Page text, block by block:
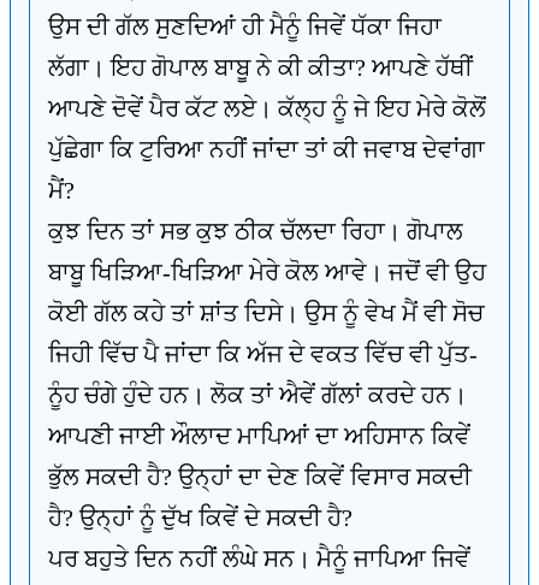
ਉਸ ਦੀ ਗੱਲ ਸੁਣਦਿਆਂ ਹੀ ਮੈਨੂੰ ਜਿਵੇਂ ਧੱਕਾ ਜਿਹਾ
ਲੱਗਾ। ਇਹ ਗੋਪਾਲ ਬਾਬੂ ਨੇ ਕੀ ਕੀਤਾ? ਆਪਣੇ ਹੱਥੀਂ
ਆਪਣੇ ਦੋਵੇਂ ਪੈਰ ਕੱਟ ਲਏ। ਕੱਲ੍ਹ ਨੂੰ ਜੇ ਇਹ ਮੇਰੇ ਕੋਲੋਂ
ਪੁੱਛੇਗਾ ਕਿ ਟੁਰਿਆ ਨਹੀਂ ਜਾਂਦਾ ਤਾਂ ਕੀ ਜਵਾਬ ਦੇਵਾਂਗਾ
ਮੈਂ?
ਕੁਝ ਦਿਨ ਤਾਂ ਸਭ ਕੁਝ ਠੀਕ ਚੱਲਦਾ ਰਿਹਾ। ਗੋਪਾਲ
ਬਾਬੂ ਖਿੜਿਆ-ਖਿੜਿਆ ਮੇਰੇ ਕੋਲ ਆਵੇ। ਜਦੋਂ ਵੀ ਉਹ
ਕੋਈ ਗੱਲ ਕਹੇ ਤਾਂ ਸ਼ਾਂਤ ਦਿਸੇ। ਉਸ ਨੂੰ ਵੇਖ ਮੈਂ ਵੀ ਸੋਚ
ਜਿਹੀ ਵਿੱਚ ਪੈ ਜਾਂਦਾ ਕਿ ਅੱਜ ਦੇ ਵਕਤ ਵਿੱਚ ਵੀ ਪੁੱਤ-
ਨੂੰਹ ਚੰਗੇ ਹੁੰਦੇ ਹਨ। ਲੋਕ ਤਾਂ ਐਵੇਂ ਗੱਲਾਂ ਕਰਦੇ ਹਨ।
ਆਪਣੀ ਜਾਈ ਔਲਾਦ ਮਾਪਿਆਂ ਦਾ ਅਹਿਸਾਨ ਕਿਵੇਂ
ਭੁੱਲ ਸਕਦੀ ਹੈ? ਉਨ੍ਹਾਂ ਦਾ ਦੇਣ ਕਿਵੇਂ ਵਿਸਾਰ ਸਕਦੀ
ਹੈ? ਉਨ੍ਹਾਂ ਨੂੰ ਦੁੱਖ ਕਿਵੇਂ ਦੇ ਸਕਦੀ ਹੈ?
ਪਰ ਬਹੁਤੇ ਦਿਨ ਨਹੀਂ ਲੰਘੇ ਸਨ। ਮੈਨੂੰ ਜਾਪਿਆ ਜਿਵੇਂ